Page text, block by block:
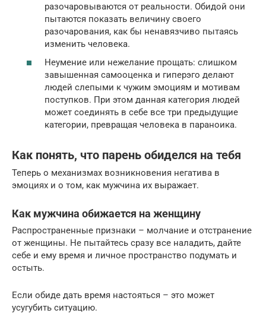
разочаровываются от реальности. Обидой они
пытаются показать величину своего
разочарования, как бы ненавязчиво пытаясь
изменить человека.
Неумение или нежелание прощать: слишком
завышенная самооценка и гиперэго делают
людей слепыми к чужим эмоциям и мотивам
поступков. При этом данная категория людей
может соединять в себе все три предыдущие
категории, превращая человека в параноика.
Как понять, что парень обиделся на тебя
Теперь о механизмах возникновения негатива в
эмоциях и о том, как мужчина их выражает.
Как мужчина обижается на женщину
Распространенные признаки – молчание и отстранение
от женщины. Не пытайтесь сразу все наладить, дайте
себе и ему время и личное пространство подумать и
остыть.
Если обиде дать время настояться – это может
усугубить ситуацию.